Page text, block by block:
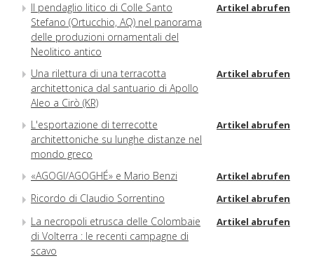
Il pendaglio litico di Colle Santo
Stefano (Ortucchio, AQ) nel panorama
delle produzioni ornamentali del
Neolitico antico
Artikel abrufen
Una rilettura di una terracotta
architettonica dal santuario di Apollo
Aleo a Cirò (KR)
Artikel abrufen
L'esportazione di terrecotte
architettoniche su lunghe distanze nel
mondo greco
Artikel abrufen
«AGOGI/AGOGHÉ» e Mario Benzi Artikel abrufen
Ricordo di Claudio Sorrentino Artikel abrufen
La necropoli etrusca delle Colombaie
di Volterra : le recenti campagne di
scavo
Artikel abrufen